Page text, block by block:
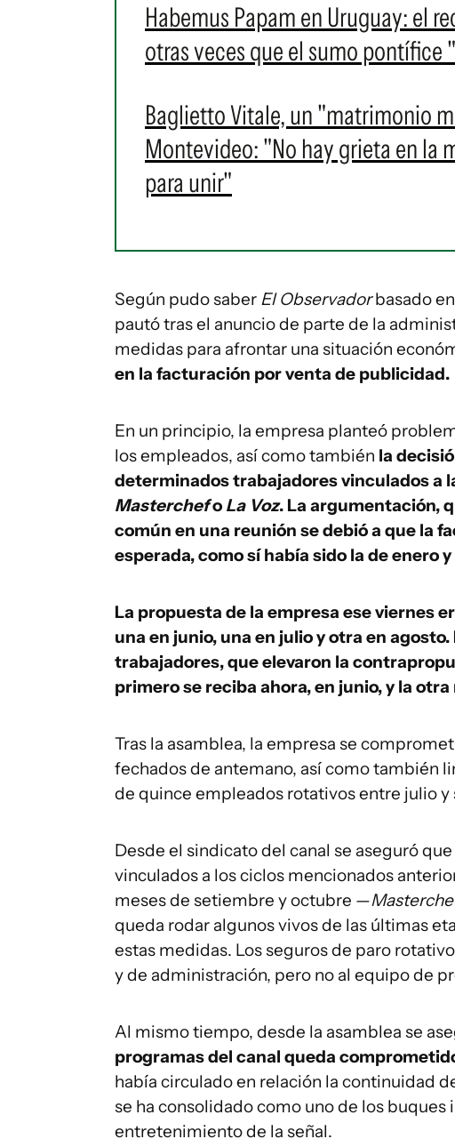
Habemus Papam en Uruguay: el
otras veces que el sumo pontífice
Baglietto Vitale, un "matrimonio
Montevideo: "No hay grieta en la
para unir"
Según pudo saber El Observadorbasado
pautó tras el anuncio de parte de la
medidas para afrontar una situación
en la facturación por venta de publicidad.
En un principio, la empresa planteó
los empleados, así como también la
determinados trabajadores vinculados a
Masterchefo La Voz. La argumentación,
común en una reunión se debió a que la
esperada, como sí había sido la de enero
La propuesta de la empresa ese viernes
una en junio, una en julio y otra en
trabajadores, que elevaron la
primero se reciba ahora, en junio, y la
Tras la asamblea, la empresa se
fechados de antemano, así como también
de quince empleados rotativos entre julio y
Desde el sindicato del canal se aseguró
vinculados a los ciclos mencionados
meses de setiembre y octubre —
queda rodar algunos vivos de las últimas
estas medidas. Los seguros de paro
y de administración, pero no al equipo de
Al mismo tiempo, desde la asamblea se
programas del canal queda
había circulado en relación la continuidad
se ha consolidado como uno de los
entretenimiento de la señal.